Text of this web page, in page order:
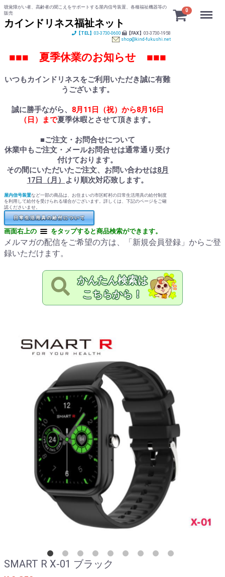
聴覚障がい者、高齢者の聞こえをサポートする屋内信号装置、各種福祉機器等の
販売
カインドリネス福祉ネット
【TEL】 03-3730-0600 【FAX】 03-3730-1958
shop@kind-fukushi.net
■■■ 夏季休業のお知らせ ■■■
いつもカインドリネスをご利用いただき誠に有難
うございます。
誠に勝手ながら、 8月11日（祝）から8月16日
（日）まで夏季休暇とさせて頂きます。
■ご注文・お問合せについて
休業中もご注文・メールお問合せは通常通り受け
付けております。
その間にいただいたご注文、お問い合わせは8月
17日（月）
より順次対応致します。
屋内信号装置など一部の商品は、お住まいの市区町村の日常生活用具の給付制度
を利用して給付を受けられる場合がございます。詳しくは、下記のページをご確
認くださいませ。
日常生活用具の給付について
画面右上の をタップすると商品検索ができます。
0
メルマガの配信をご希望の方は、「新規会員登録」からご登
録いただけます。
かんたん検索は
こちらから！
Menu
SMART R X-01 ブラック